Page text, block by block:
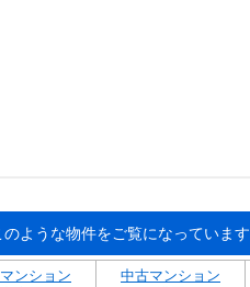
ような物件をご覧になっています
ンション
中古マンション